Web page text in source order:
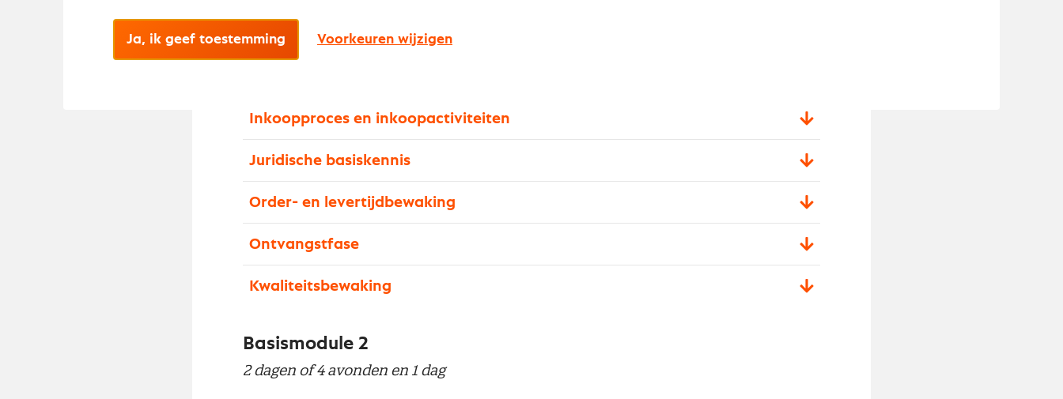
op juridisch gebied, zodat je weet aan welke juridische spelregels je je moet
houden. De volgende onderwerpen komen aan bod:
Inkoopproces en inkoopactiviteiten
Juridische basiskennis
Order- en levertijdbewaking
Ontvangstfase
Kwaliteitsbewaking
Basismodule 2
2 dagen of 4 avonden en 1 dag
Ja, ik geef toestemming Voorkeuren wijzigen